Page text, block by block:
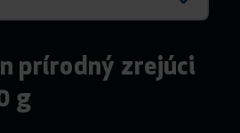
prírodný zrejúci
g